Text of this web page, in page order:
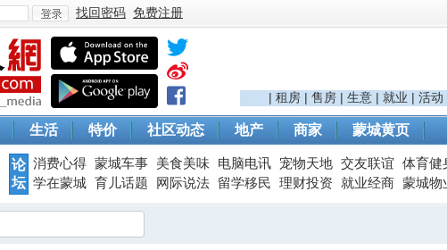
登
找回密码 免费注册
| 租房 | 售房 | 生意 | 就业 | 活动
生活 特价 社区动态 地产 商家 蒙城黄页
论
坛
消费心得 蒙城车事 美食美味 电脑电讯 宠物天地 交友联谊 体育健
学在蒙城 育儿话题 网际说法 留学移民 理财投资 就业经商 蒙城物